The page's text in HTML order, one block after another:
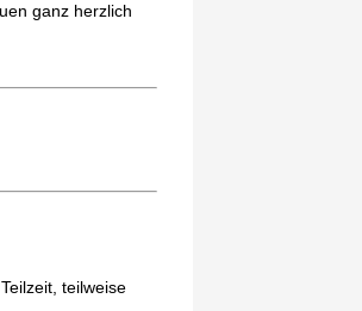
ganz herzlich
teilweise